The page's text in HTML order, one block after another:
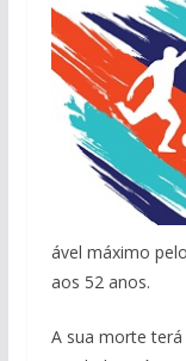
ável máximo
aos 52 anos.
A sua morte